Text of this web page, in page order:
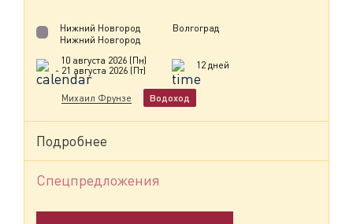
Нижний Новгород
Волгоград
Нижний Новгород
10 августа 2026 (Пн)
- 21 августа 2026 (Пт)
12 дней
Михаил Фрунзе Водоход
Подробнее
Спецпредложения